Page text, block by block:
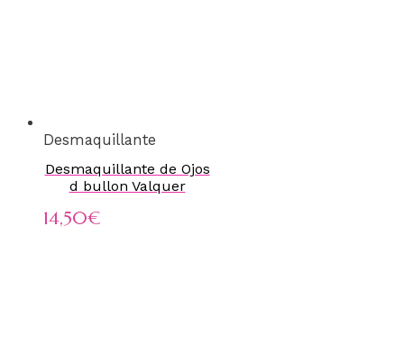
Desmaquillante
Desmaquillante de Ojos
d bullon Valquer
14,50€